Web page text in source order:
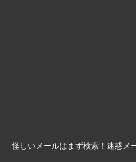
怪しいメールはまず検索！迷惑メ